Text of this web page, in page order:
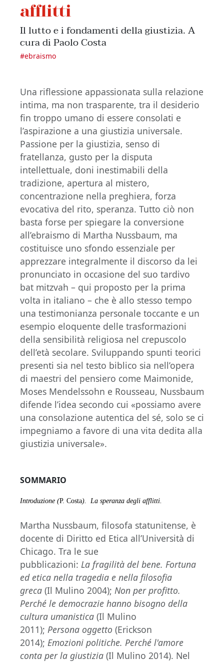
afflitti
Il lutto e i fondamenti della giustizia. A
cura di Paolo Costa
#ebraismo
Una riflessione appassionata sulla relazione
intima, ma non trasparente, tra il desiderio
fin troppo umano di essere consolati e
l’aspirazione a una giustizia universale.
Passione per la giustizia, senso di
fratellanza, gusto per la disputa
intellettuale, doni inestimabili della
tradizione, apertura al mistero,
concentrazione nella preghiera, forza
evocativa del rito, speranza. Tutto ciò non
basta forse per spiegare la conversione
all’ebraismo di Martha Nussbaum, ma
costituisce uno sfondo essenziale per
apprezzare integralmente il discorso da lei
pronunciato in occasione del suo tardivo
bat mitzvah – qui proposto per la prima
volta in italiano – che è allo stesso tempo
una testimonianza personale toccante e un
esempio eloquente delle trasformazioni
della sensibilità religiosa nel crepuscolo
dell’età secolare. Sviluppando spunti teorici
presenti sia nel testo biblico sia nell’opera
di maestri del pensiero come Maimonide,
Moses Mendelssohn e Rousseau, Nussbaum
difende l’idea secondo cui «possiamo avere
una consolazione autentica del sé, solo se ci
impegniamo a favore di una vita dedita alla
giustizia universale».
SOMMARIO
Introduzione (P. Costa). La speranza degli afflitti.
Martha Nussbaum, filosofa statunitense, è
docente di Diritto ed Etica all’Università di
Chicago. Tra le sue
pubblicazioni: La fragilità del bene. Fortuna
ed etica nella tragedia e nella filosofia
greca (Il Mulino 2004); Non per profitto.
Perché le democrazie hanno bisogno della
cultura umanistica (Il Mulino
2011); Persona oggetto (Erickson
2014); Emozioni politiche. Perché l'amore
conta per la giustizia (Il Mulino 2014). Nel